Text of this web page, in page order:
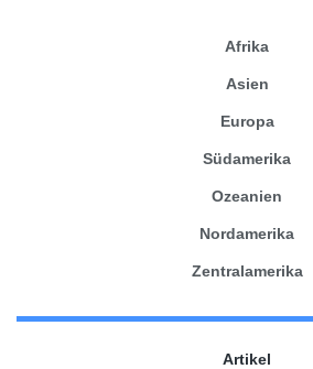
Afrika
Asien
Europa
Südamerika
Ozeanien
Nordamerika
Zentralamerika
Artikel